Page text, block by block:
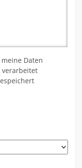
Daten
verarbeitet